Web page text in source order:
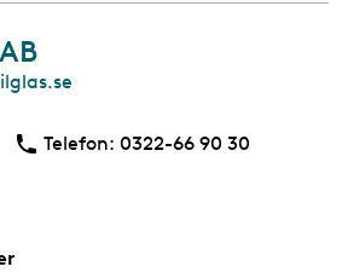
Telefon: Telefon
0322-66 90 30